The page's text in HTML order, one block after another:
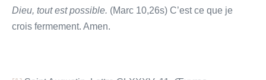
Dieu, tout est possible. (Marc 10,26s) C’est ce que je
crois fermement. Amen.